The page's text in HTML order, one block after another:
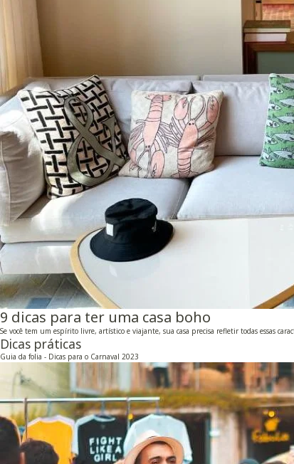
9 dicas para ter uma casa boho
Se você tem um espírito livre, artístico e viajante, sua casa precisa refletir todas essas
Dicas práticas
Guia da folia - Dicas para o Carnaval 2023